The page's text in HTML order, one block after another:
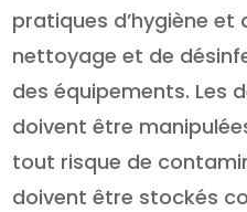
pratiques d’hygiène et
nettoyage et de
des équipements. Les
doivent être
tout risque de
doivent être stockés